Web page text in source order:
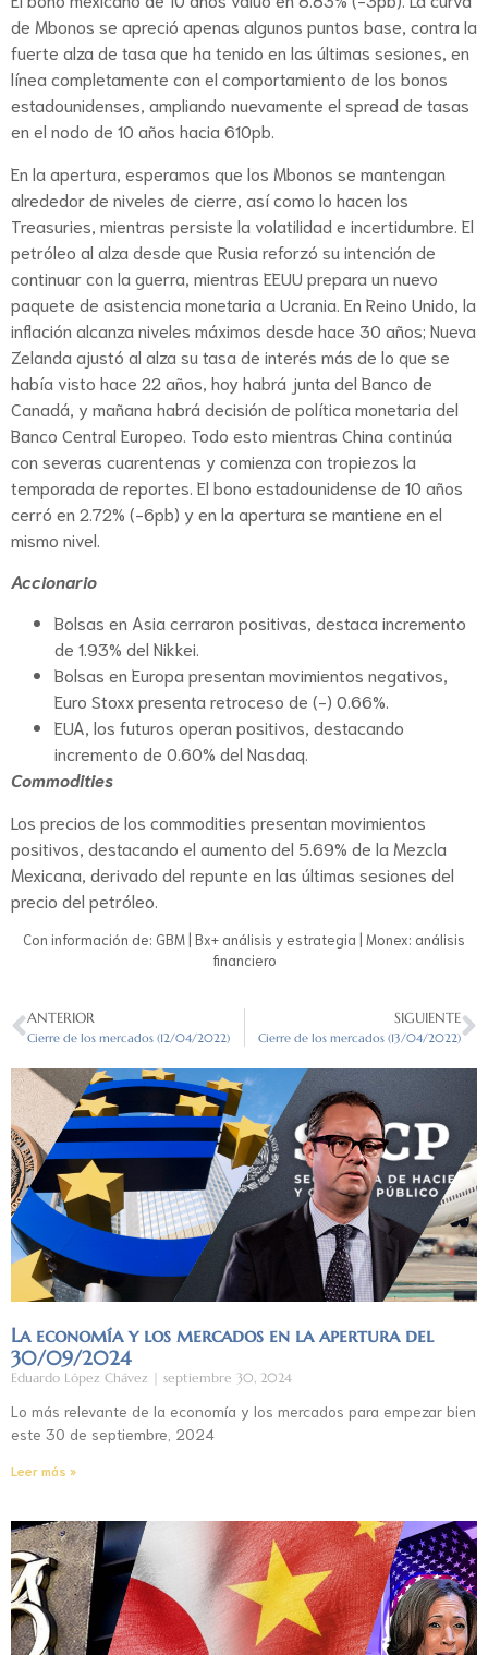
de Mbonos se apreció apenas algunos puntos base, contra la
fuerte alza de tasa que ha tenido en las últimas sesiones, en
línea completamente con el comportamiento de los bonos
estadounidenses, ampliando nuevamente el spread de tasas
en el nodo de 10 años hacia 610pb.
En la apertura, esperamos que los Mbonos se mantengan
alrededor de niveles de cierre, así como lo hacen los
Treasuries, mientras persiste la volatilidad e incertidumbre. El
petróleo al alza desde que Rusia reforzó su intención de
continuar con la guerra, mientras EEUU prepara un nuevo
paquete de asistencia monetaria a Ucrania. En Reino Unido, la
inflación alcanza niveles máximos desde hace 30 años; Nueva
Zelanda ajustó al alza su tasa de interés más de lo que se
había visto hace 22 años, hoy habrá junta del Banco de
Canadá, y mañana habrá decisión de política monetaria del
Banco Central Europeo. Todo esto mientras China continúa
con severas cuarentenas y comienza con tropiezos la
temporada de reportes. El bono estadounidense de 10 años
cerró en 2.72% (-6pb) y en la apertura se mantiene en el
mismo nivel.
Accionario
Bolsas en Asia cerraron positivas, destaca incremento
de 1.93% del Nikkei.
Bolsas en Europa presentan movimientos negativos,
Euro Stoxx presenta retroceso de (-) 0.66%.
EUA, los futuros operan positivos, destacando
incremento de 0.60% del Nasdaq.
Commodities
Los precios de los commodities presentan movimientos
positivos, destacando el aumento del 5.69% de la Mezcla
Mexicana, derivado del repunte en las últimas sesiones del
precio del petróleo.
Con información de: GBM | Bx+ análisis y estrategia | Monex: análisis
financiero
ANTERIOR
Cierre de los mercados (12/04/2022)
SIGUIENTE
Cierre de los mercados (13/04/2022)
La economía y los mercados en la apertura del
30/09/2024
Eduardo López Chávez septiembre 30, 2024
Lo más relevante de la economía y los mercados para empezar bien
este 30 de septiembre, 2024
Leer más »